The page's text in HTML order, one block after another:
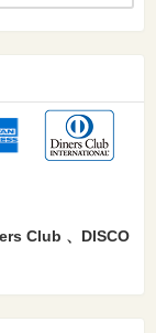
Club 、DISCO